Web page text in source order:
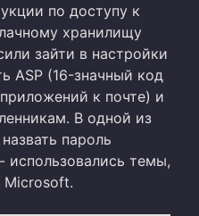
по доступу к
хранилищу
зайти в настройки
ASP (16-значный код
к почте) и
В одной из
пароль
использовались темы,
Microsoft.